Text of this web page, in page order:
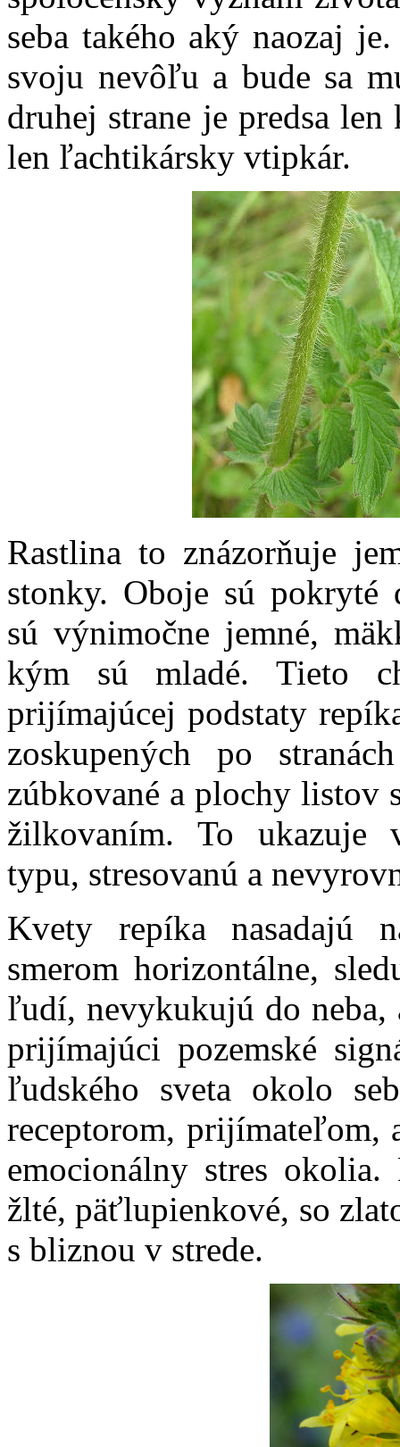
seba takého aký naozaj
svoju nevôľu a bude sa
druhej strane je predsa
len ľachtikársky vtipkár.
Rastlina to znázorňuje
stonky. Oboje sú
sú výnimočne jemné,
kým sú mladé. Tieto
prijímajúcej podstaty
zoskupených po
zúbkované a plochy listov
žilkovaním. To ukazuje
typu, stresovanú a
Kvety repíka nasadajú
smerom horizontálne,
ľudí, nevykukujú do neba,
prijímajúci pozemské
ľudského sveta okolo
receptorom, prijímateľom,
emocionálny stres
žlté, päťlupienkové, so
s bliznou v strede.